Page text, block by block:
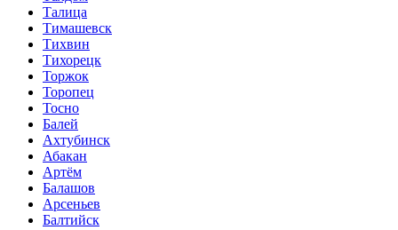
Талица
Тимашевск
Тихвин
Тихорецк
Торжок
Торопец
Тосно
Балей
Ахтубинск
Абакан
Артём
Балашов
Арсеньев
Балтийск